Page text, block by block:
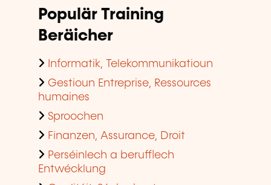
Populär Training
Beräicher
Informatik, Telekommunikatioun
Gestioun Entreprise, Ressources
humaines
Sproochen
Finanzen, Assurance, Droit
Perséinlech a berufflech
Entwécklung